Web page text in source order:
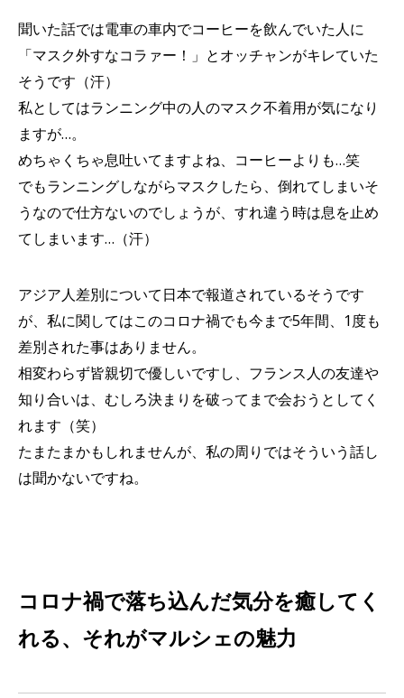
聞いた話では電車の車内でコーヒーを飲んでいた人に
「マスク外すなコラァー！」とオッチャンがキレていた
そうです（汗）
私としてはランニング中の人のマスク不着用が気になり
ますが…。
めちゃくちゃ息吐いてますよね、コーヒーよりも…笑
でもランニングしながらマスクしたら、倒れてしまいそ
うなので仕方ないのでしょうが、すれ違う時は息を止め
てしまいます…（汗）
アジア人差別について日本で報道されているそうです
が、私に関してはこのコロナ禍でも今まで5年間、1度も
差別された事はありません。
相変わらず皆親切で優しいですし、フランス人の友達や
知り合いは、むしろ決まりを破ってまで会おうとしてく
れます（笑）
たまたまかもしれませんが、私の周りではそういう話し
は聞かないですね。
コロナ禍で落ち込んだ気分を癒してく
れる、それがマルシェの魅力